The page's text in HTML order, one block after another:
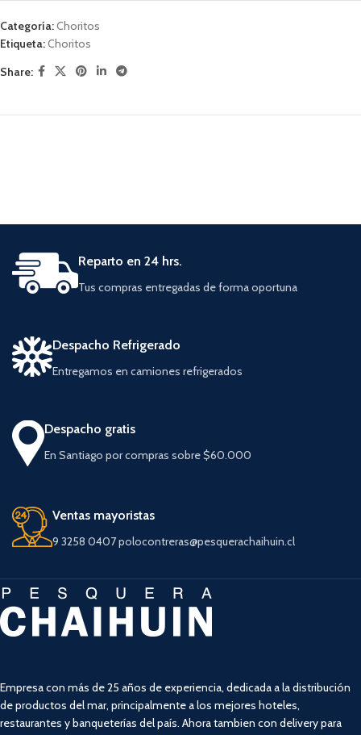
Categoría:Choritos
Etiqueta:Choritos
Share:
Reparto en 24 hrs.
Tus compras entregadas de forma oportuna
Despacho Refrigerado
Entregamos en camiones refrigerados
Despacho gratis
En Santiago por compras sobre $60.000
Ventas mayoristas
9 3258 0407 polocontreras@pesquerachaihuin.cl
Empresa con más de 25 años de experiencia, dedicada a la distribución
de productos del mar, principalmente a los mejores hoteles,
restaurantes y banqueterías del país. Ahora tambien con delivery para